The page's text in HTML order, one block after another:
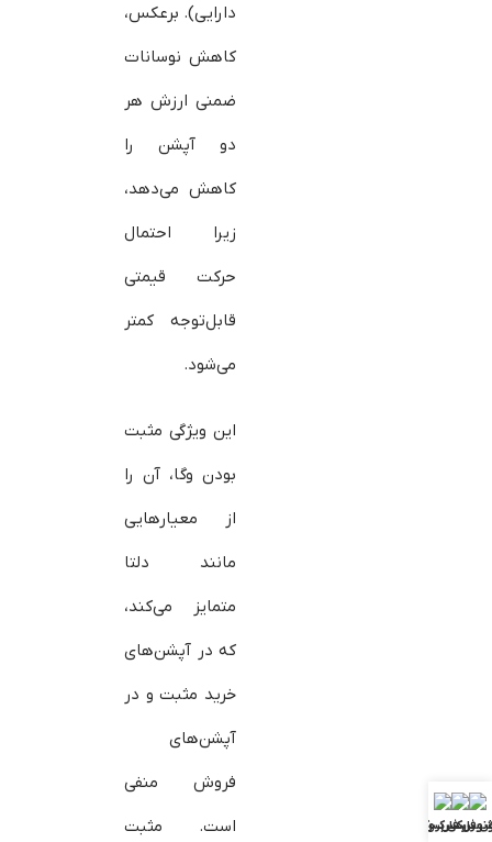
دارایی). برعکس،
کاهش نوسانات
ضمنی ارزش هر
دو آپشن را
کاهش می‌دهد،
زیرا احتمال
حرکت قیمتی
قابل‌توجه کمتر
می‌شود.
این ویژگی مثبت
بودن وگا، آن را
از معیارهایی
مانند دلتا
متمایز می‌کند،
که در آپشن‌های
خرید مثبت و در
آپشن‌های
فروش منفی
است. مثبت
فارکس
فارکس
بررسی بروکرها